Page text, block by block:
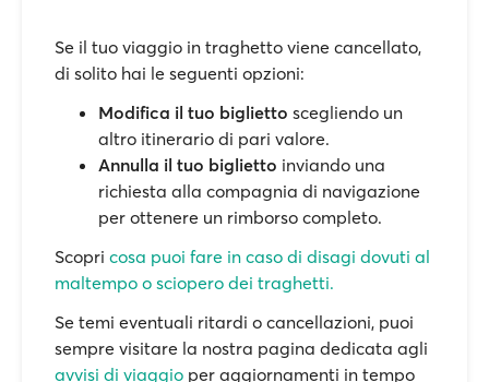
Se il tuo viaggio in traghetto viene cancellato,
di solito hai le seguenti opzioni:
Modifica il tuo biglietto scegliendo un
altro itinerario di pari valore.
Annulla il tuo biglietto inviando una
richiesta alla compagnia di navigazione
per ottenere un rimborso completo.
Scopri cosa puoi fare in caso di disagi dovuti al
maltempo o sciopero dei traghetti.
Se temi eventuali ritardi o cancellazioni, puoi
sempre visitare la nostra pagina dedicata agli
avvisi di viaggio per aggiornamenti in tempo